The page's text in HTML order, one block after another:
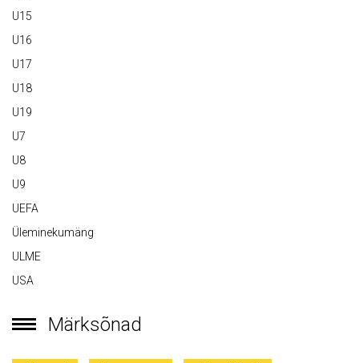
U15
U16
U17
U18
U19
U7
U8
U9
UEFA
Üleminekumäng
ULME
USA
Märksõnad